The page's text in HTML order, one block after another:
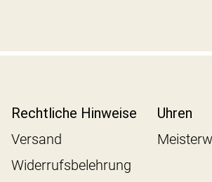
Rechtliche Hinweise
Versand
Widerrufsbelehrung
Uhren